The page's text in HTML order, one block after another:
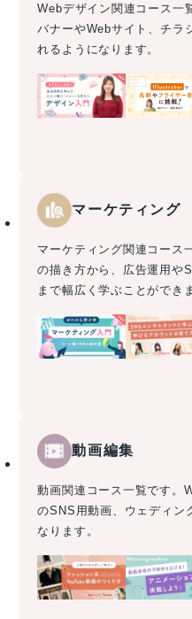
Webデザイン関連コース一
バナーやWebサイト、チラ
れるようになります。
マーケティング
マーケティング関連コース
の描き方から、広告運用や
まで幅広く学ぶことができ
動画編集
動画関連コース一覧です。
のSNS用動画、ウェディン
なります。